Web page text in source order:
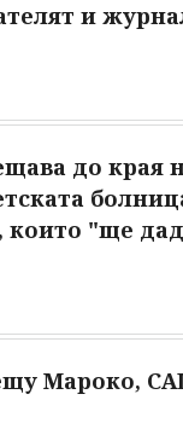
и
до края
които "ще
Мароко,